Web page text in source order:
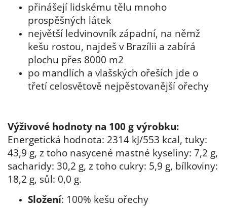
přinášejí lidskému tělu mnoho
prospěšných látek
největší ledvinovník západní, na němž
kešu rostou, najdeš v Brazílii a zabírá
plochu přes 8000 m2
po mandlích a vlašských ořeších jde o
třetí celosvětově nejpěstovanější ořechy
Výživové hodnoty na 100 g výrobku:
Energetická hodnota: 2314 kJ/553 kcal, tuky:
43,9 g, z toho nasycené mastné kyseliny: 7,2 g,
sacharidy: 30,2 g, z toho cukry: 5,9 g, bílkoviny:
18,2 g, sůl: 0,0 g.
Složení: 100% kešu ořechy